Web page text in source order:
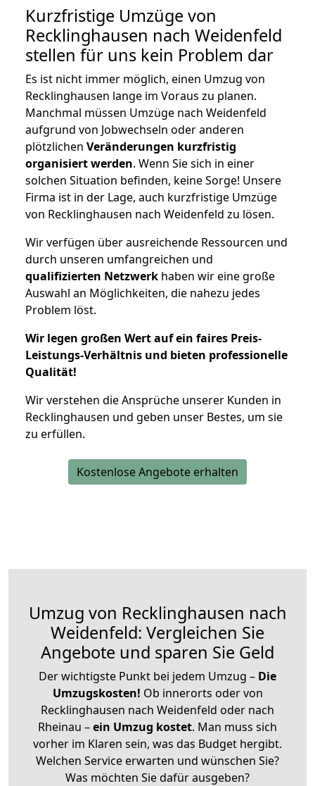
Kurzfristige Umzüge von
Recklinghausen nach Weidenfeld
stellen für uns kein Problem dar
Es ist nicht immer möglich, einen Umzug von
Recklinghausen lange im Voraus zu planen.
Manchmal müssen Umzüge nach Weidenfeld
aufgrund von Jobwechseln oder anderen
plötzlichen Veränderungen kurzfristig
organisiert werden. Wenn Sie sich in einer
solchen Situation befinden, keine Sorge! Unsere
Firma ist in der Lage, auch kurzfristige Umzüge
von Recklinghausen nach Weidenfeld zu lösen.
Wir verfügen über ausreichende Ressourcen und
durch unseren umfangreichen und
qualifizierten Netzwerk haben wir eine große
Auswahl an Möglichkeiten, die nahezu jedes
Problem löst.
Wir legen großen Wert auf ein faires Preis-
Leistungs-Verhältnis und bieten professionelle
Qualität!
Wir verstehen die Ansprüche unserer Kunden in
Recklinghausen und geben unser Bestes, um sie
zu erfüllen.
Kostenlose Angebote erhalten
Umzug von Recklinghausen nach
Weidenfeld: Vergleichen Sie
Angebote und sparen Sie Geld
Der wichtigste Punkt bei jedem Umzug – Die
Umzugskosten! Ob innerorts oder von
Recklinghausen nach Weidenfeld oder nach
Rheinau –ein Umzug kostet. Man muss sich
vorher im Klaren sein, was das Budget hergibt.
Welchen Service erwarten und wünschen Sie?
Was möchten Sie dafür ausgeben?